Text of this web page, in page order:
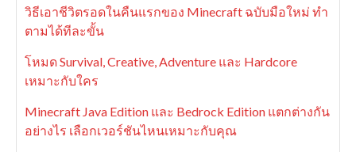
วิธีเอาชีวิตรอดในคืนแรกของ Minecraft ฉบับมือใหม่ ทำ
ตามได้ทีละขั้น
โหมด Survival, Creative, Adventure และ Hardcore
เหมาะกับใคร
Minecraft Java Edition และ Bedrock Edition แตกต่างกัน
อย่างไร เลือกเวอร์ชันไหนเหมาะกับคุณ